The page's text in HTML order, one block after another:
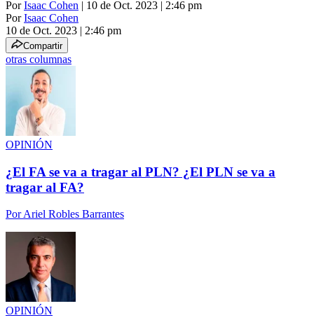
PorIsaac Cohen | 10 de Oct. 2023 | 2:46 pm
PorIsaac Cohen
10 de Oct. 2023 | 2:46 pm
Compartir
otras columnas
OPINIÓN
¿El FA se va a tragar al PLN? ¿El PLN se va a
tragar al FA?
PorAriel Robles Barrantes
OPINIÓN